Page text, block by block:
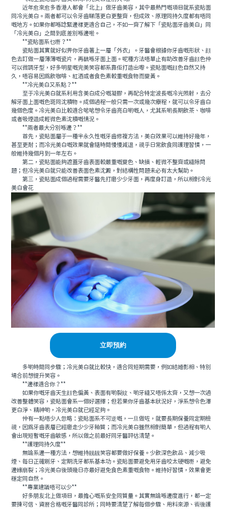
近年愈來愈多香港人都會「北上」做牙齒美容，其中最熱門嘅項目就系瓷貼面
同冷光美白。兩者都可以令牙齒睇落更白更整齊，但成效、原理同持久度都有唔同
嘅地方。如果你都喺諗緊邊樣更適合自己，不如一齊了解下「瓷貼面牙齒美白」同
「冷光美白」之間到底差別喺邊啦。
**瓷貼面系乜嘢？**
瓷貼面其實就好似畀你牙齒著上一層「外衣」。牙醫會根據你牙齒嘅形狀、顔
色去訂做一層薄薄嘅瓷片，再黐喺牙面上面。呢種方法唔單止有助改善牙齒顔色仲
可以微調牙型，好多明星嘅完美笑容都系靠佢打造出嚟。瓷貼面嘅顔色自然又持
久，唔容易因爲飲咖啡、紅酒或者食色素較重嘅食物而變黃。
**冷光美白又系點？**
至于冷光美白就系利用含美白成分嘅凝膠，再配合特定波長嘅冷光照射，去分
解牙面上面嘅色斑同沈積物。成個過程一般只需一次或幾次療程，就可以令牙齒白
幾個色度。冷光美白比較適合啱啱想令牙齒亮白啲嘅人，尤其系啲長期飲茶、咖啡
或者吸煙造成輕微色素沈積嘅情況。
**兩者最大分別喺邊？**
首先，瓷貼面屬于一種半永久性嘅牙齒修複方法，美白效果可以維持好幾年，
甚至更耐；而冷光美白嘅效果就會隨時間慢慢減退，視乎日常飲食同護理習慣，一
般維持幾個月到一年左右。
第二，瓷貼面能夠遮蓋牙齒表面較嚴重嘅變色、缺損、輕微不整齊或縫隙問
題；但冷光美白就只能改善表面色素沈澱，對結構性問題未必有太大幫助。
第三，瓷貼面成個過程需要牙醫先打磨少少牙面，再度身訂造，所以相對冷光
美白會花
立即預約
多啲時間同步驟；冷光美白就比較快，適合同短期需要，例如結婚影相、特別
場合前想提升笑容。
**邊樣適合你？**
如果你嘅牙齒天生顔色偏黃、表面有啲裂紋、啲牙縫又唔係太齊，又想一次過
改善整體笑容，瓷貼面會系一個好選擇；但若果你牙齒基本狀況好，淨系想令色澤
更白淨、精神啲，冷光美白就已經足夠。
仲有一點唔少人忽略：瓷貼面系不可逆嘅，一旦做咗，就要長期保養同定期檢
視，因爲牙齒表層已經磨走少少牙釉質；而冷光美白雖然相對簡單，但過程有啲人
會出現短暫嘅牙齒敏感，所以做之前最好同牙醫評估清楚。
**護理同持久度**
無論系邊一種方法，想維持靓靓笑容都要做好保養。少飲深色飲品、減少吸
煙、每日正確刷牙、定期洗牙都系基本功。瓷貼面要避免用牙齒咬太硬嘅嘢，避免
邊緣崩裂；冷光美白後頭幾日亦最好避免食色素重嘅食物。維持好習慣，效果會更
穩定同自然。
**專業建議唔可以少**
好多朋友北上做項目，最擔心嘅系安全同質量。其實無論喺邊度進行，都一定
要揀可信、資曆合格嘅牙醫同診所；同時要清楚了解每個步驟、用料來源、術後護